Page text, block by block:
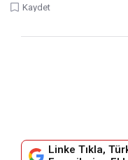
Kaydet
Linke Tıkla,